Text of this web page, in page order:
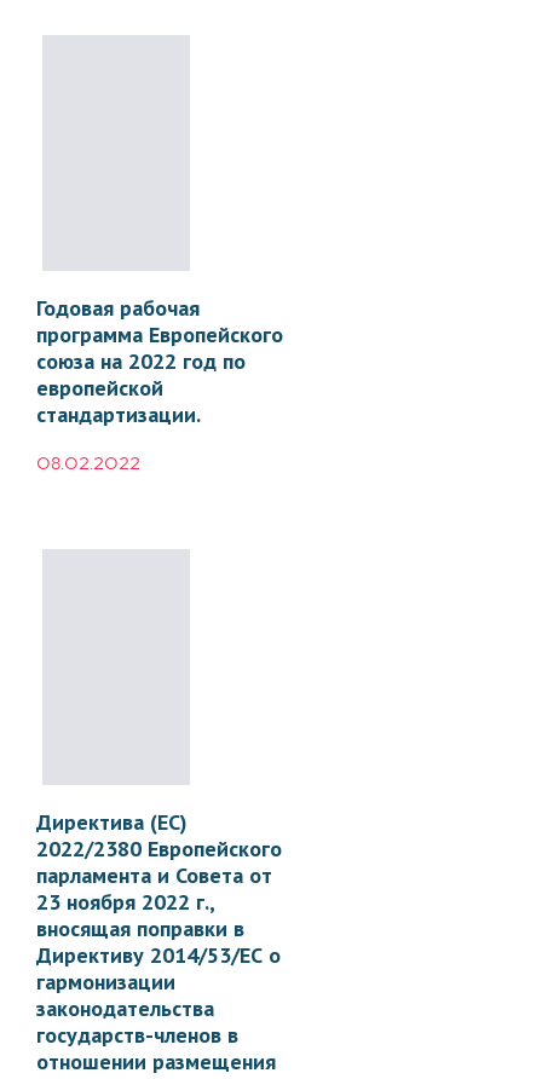
Годовая рабочая
программа Европейского
союза на 2022 год по
европейской
стандартизации.
08.02.2022
Директива (ЕС)
2022/2380 Европейского
парламента и Совета от
23 ноября 2022 г.,
вносящая поправки в
Директиву 2014/53/ЕС о
гармонизации
законодательства
государств-членов в
отношении размещения